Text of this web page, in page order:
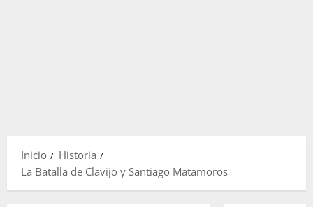
Inicio
Historia
La Batalla de Clavijo y Santiago Matamoros